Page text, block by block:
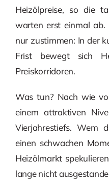
Heizölpreise, so die
warten erst einmal ab.
nur zustimmen: In der
Frist bewegt sich
Preiskorridoren.
Was tun? Nach wie
einem attraktiven
Vierjahrestiefs. Wem
einen schwachen
Heizölmarkt
lange nicht